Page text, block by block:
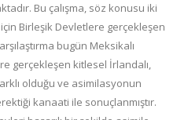
Bu çalışma, söz konusu iki
için Birleşik Devletlere gerçekleşen
bugün Meksikalı
gerçekleşen kitlesel İrlandalı,
olduğu ve asimilasyonun
kanaati ile sonuçlanmıştır.